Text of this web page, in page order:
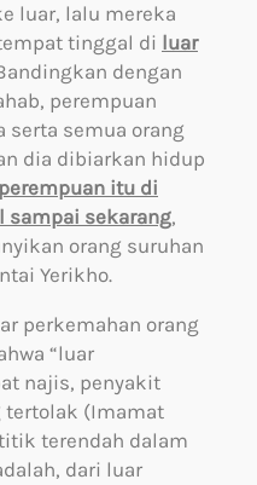
luar, lalu mereka
tinggal di luar
dengan
perempuan
serta semua orang
dia dibiarkan hidup
perempuan itu di
sampai sekarang,
orang suruhan
Yerikho.
perkemahan orang
“luar
najis, penyakit
tertolak (Imamat
terendah dalam
dari luar